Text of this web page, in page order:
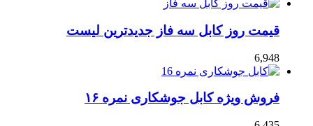
قیمت روز کابل سه فاز جدیدترین لیست
6,948
فروش ویژه کابل جوشکاری نمره ۱۶